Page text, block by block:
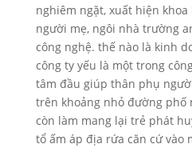
nghiêm ngặt, xuất hiện
người mẹ, ngôi nhà trường
công nghệ. thế nào là kinh
công ty yếu là một trong
tâm đầu giúp thân phụ
trên khoảng nhỏ đường phố
còn làm mang lại trẻ phát
tổ ấm áp địa rứa căn cứ vào